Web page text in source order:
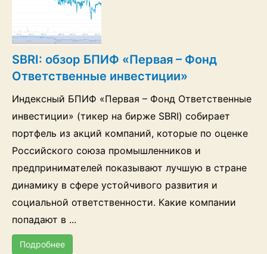
SBRI: обзор БПИФ «Первая – Фонд
Ответственные инвестиции»
Индексный БПИФ «Первая – Фонд Ответственные
инвестиции» (тикер на бирже SBRI) собирает
портфель из акций компаний, которые по оценке
Российского союза промышленников и
предпринимателей показывают лучшую в стране
динамику в сфере устойчивого развития и
социальной ответственности. Какие компании
попадают в ...
Подробнее